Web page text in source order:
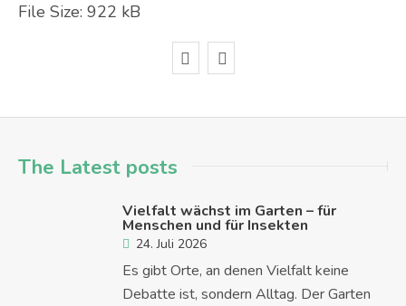
File Size: 922 kB
The Latest posts
Vielfalt wächst im Garten – für
Menschen und für Insekten
24. Juli 2026
Es gibt Orte, an denen Vielfalt keine
Debatte ist, sondern Alltag. Der Garten